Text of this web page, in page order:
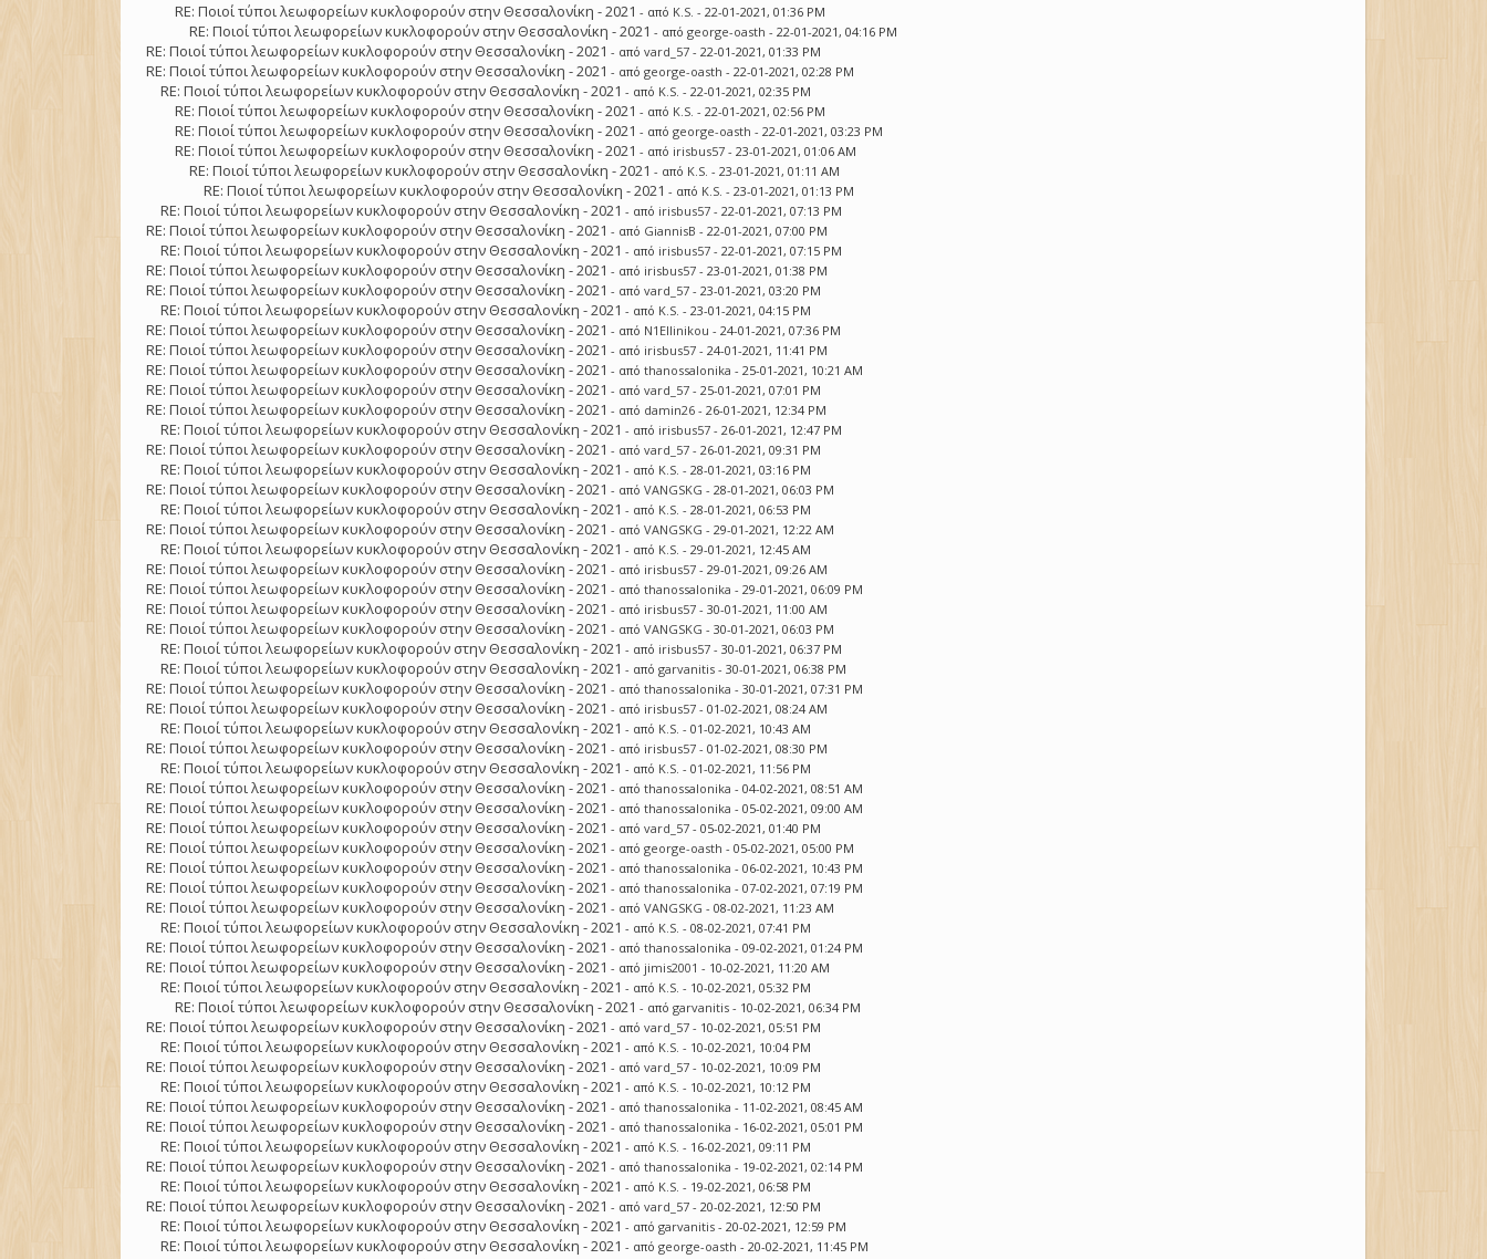
RE: Ποιοί τύποι λεωφορείων κυκλοφορούν στην Θεσσαλονίκη - 2021 - από K.S. - 22-01-2021, 01:36 PM
RE: Ποιοί τύποι λεωφορείων κυκλοφορούν στην Θεσσαλονίκη - 2021 - απόgeorge-oasth - 22-01-2021, 04:16 PM
RE: Ποιοί τύποι λεωφορείων κυκλοφορούν στην Θεσσαλονίκη - 2021 - απόvard_57 - 22-01-2021, 01:33 PM
RE: Ποιοί τύποι λεωφορείων κυκλοφορούν στην Θεσσαλονίκη - 2021 - απόgeorge-oasth - 22-01-2021, 02:28 PM
RE: Ποιοί τύποι λεωφορείων κυκλοφορούν στην Θεσσαλονίκη - 2021 - από K.S. - 22-01-2021, 02:35 PM
RE: Ποιοί τύποι λεωφορείων κυκλοφορούν στην Θεσσαλονίκη - 2021 - από K.S. - 22-01-2021, 02:56 PM
RE: Ποιοί τύποι λεωφορείων κυκλοφορούν στην Θεσσαλονίκη - 2021 - απόgeorge-oasth - 22-01-2021, 03:23 PM
RE: Ποιοί τύποι λεωφορείων κυκλοφορούν στην Θεσσαλονίκη - 2021 - από irisbus57 - 23-01-2021, 01:06 AM
RE: Ποιοί τύποι λεωφορείων κυκλοφορούν στην Θεσσαλονίκη - 2021 - από K.S. - 23-01-2021, 01:11 AM
RE: Ποιοί τύποι λεωφορείων κυκλοφορούν στην Θεσσαλονίκη - 2021 - από K.S. - 23-01-2021, 01:13 PM
RE: Ποιοί τύποι λεωφορείων κυκλοφορούν στην Θεσσαλονίκη - 2021 - από irisbus57 - 22-01-2021, 07:13 PM
RE: Ποιοί τύποι λεωφορείων κυκλοφορούν στην Θεσσαλονίκη - 2021 - από GiannisB - 22-01-2021, 07:00 PM
RE: Ποιοί τύποι λεωφορείων κυκλοφορούν στην Θεσσαλονίκη - 2021 - από irisbus57 - 22-01-2021, 07:15 PM
RE: Ποιοί τύποι λεωφορείων κυκλοφορούν στην Θεσσαλονίκη - 2021 - από irisbus57 - 23-01-2021, 01:38 PM
RE: Ποιοί τύποι λεωφορείων κυκλοφορούν στην Θεσσαλονίκη - 2021 - απόvard_57 - 23-01-2021, 03:20 PM
RE: Ποιοί τύποι λεωφορείων κυκλοφορούν στην Θεσσαλονίκη - 2021 - από K.S. - 23-01-2021, 04:15 PM
RE: Ποιοί τύποι λεωφορείων κυκλοφορούν στην Θεσσαλονίκη - 2021 - από N1Ellinikou - 24-01-2021, 07:36 PM
RE: Ποιοί τύποι λεωφορείων κυκλοφορούν στην Θεσσαλονίκη - 2021 - από irisbus57 - 24-01-2021, 11:41 PM
RE: Ποιοί τύποι λεωφορείων κυκλοφορούν στην Θεσσαλονίκη - 2021 - απόthanossalonika - 25-01-2021, 10:21 AM
RE: Ποιοί τύποι λεωφορείων κυκλοφορούν στην Θεσσαλονίκη - 2021 - απόvard_57 - 25-01-2021, 07:01 PM
RE: Ποιοί τύποι λεωφορείων κυκλοφορούν στην Θεσσαλονίκη - 2021 - από damin26 - 26-01-2021, 12:34 PM
RE: Ποιοί τύποι λεωφορείων κυκλοφορούν στην Θεσσαλονίκη - 2021 - από irisbus57 - 26-01-2021, 12:47 PM
RE: Ποιοί τύποι λεωφορείων κυκλοφορούν στην Θεσσαλονίκη - 2021 - απόvard_57 - 26-01-2021, 09:31 PM
RE: Ποιοί τύποι λεωφορείων κυκλοφορούν στην Θεσσαλονίκη - 2021 - από K.S. - 28-01-2021, 03:16 PM
RE: Ποιοί τύποι λεωφορείων κυκλοφορούν στην Θεσσαλονίκη - 2021 - απόVANGSKG - 28-01-2021, 06:03 PM
RE: Ποιοί τύποι λεωφορείων κυκλοφορούν στην Θεσσαλονίκη - 2021 - από K.S. - 28-01-2021, 06:53 PM
RE: Ποιοί τύποι λεωφορείων κυκλοφορούν στην Θεσσαλονίκη - 2021 - απόVANGSKG - 29-01-2021, 12:22 AM
RE: Ποιοί τύποι λεωφορείων κυκλοφορούν στην Θεσσαλονίκη - 2021 - από K.S. - 29-01-2021, 12:45 AM
RE: Ποιοί τύποι λεωφορείων κυκλοφορούν στην Θεσσαλονίκη - 2021 - από irisbus57 - 29-01-2021, 09:26 AM
RE: Ποιοί τύποι λεωφορείων κυκλοφορούν στην Θεσσαλονίκη - 2021 - απόthanossalonika - 29-01-2021, 06:09 PM
RE: Ποιοί τύποι λεωφορείων κυκλοφορούν στην Θεσσαλονίκη - 2021 - από irisbus57 - 30-01-2021, 11:00 AM
RE: Ποιοί τύποι λεωφορείων κυκλοφορούν στην Θεσσαλονίκη - 2021 - απόVANGSKG - 30-01-2021, 06:03 PM
RE: Ποιοί τύποι λεωφορείων κυκλοφορούν στην Θεσσαλονίκη - 2021 - από irisbus57 - 30-01-2021, 06:37 PM
RE: Ποιοί τύποι λεωφορείων κυκλοφορούν στην Θεσσαλονίκη - 2021 - απόgarvanitis - 30-01-2021, 06:38 PM
RE: Ποιοί τύποι λεωφορείων κυκλοφορούν στην Θεσσαλονίκη - 2021 - απόthanossalonika - 30-01-2021, 07:31 PM
RE: Ποιοί τύποι λεωφορείων κυκλοφορούν στην Θεσσαλονίκη - 2021 - από irisbus57 - 01-02-2021, 08:24 AM
RE: Ποιοί τύποι λεωφορείων κυκλοφορούν στην Θεσσαλονίκη - 2021 - από K.S. - 01-02-2021, 10:43 AM
RE: Ποιοί τύποι λεωφορείων κυκλοφορούν στην Θεσσαλονίκη - 2021 - από irisbus57 - 01-02-2021, 08:30 PM
RE: Ποιοί τύποι λεωφορείων κυκλοφορούν στην Θεσσαλονίκη - 2021 - από K.S. - 01-02-2021, 11:56 PM
RE: Ποιοί τύποι λεωφορείων κυκλοφορούν στην Θεσσαλονίκη - 2021 - απόthanossalonika - 04-02-2021, 08:51 AM
RE: Ποιοί τύποι λεωφορείων κυκλοφορούν στην Θεσσαλονίκη - 2021 - απόthanossalonika - 05-02-2021, 09:00 AM
RE: Ποιοί τύποι λεωφορείων κυκλοφορούν στην Θεσσαλονίκη - 2021 - απόvard_57 - 05-02-2021, 01:40 PM
RE: Ποιοί τύποι λεωφορείων κυκλοφορούν στην Θεσσαλονίκη - 2021 - απόgeorge-oasth - 05-02-2021, 05:00 PM
RE: Ποιοί τύποι λεωφορείων κυκλοφορούν στην Θεσσαλονίκη - 2021 - απόthanossalonika - 06-02-2021, 10:43 PM
RE: Ποιοί τύποι λεωφορείων κυκλοφορούν στην Θεσσαλονίκη - 2021 - απόthanossalonika - 07-02-2021, 07:19 PM
RE: Ποιοί τύποι λεωφορείων κυκλοφορούν στην Θεσσαλονίκη - 2021 - απόVANGSKG - 08-02-2021, 11:23 AM
RE: Ποιοί τύποι λεωφορείων κυκλοφορούν στην Θεσσαλονίκη - 2021 - από K.S. - 08-02-2021, 07:41 PM
RE: Ποιοί τύποι λεωφορείων κυκλοφορούν στην Θεσσαλονίκη - 2021 - απόthanossalonika - 09-02-2021, 01:24 PM
RE: Ποιοί τύποι λεωφορείων κυκλοφορούν στην Θεσσαλονίκη - 2021 - από jimis2001 - 10-02-2021, 11:20 AM
RE: Ποιοί τύποι λεωφορείων κυκλοφορούν στην Θεσσαλονίκη - 2021 - από K.S. - 10-02-2021, 05:32 PM
RE: Ποιοί τύποι λεωφορείων κυκλοφορούν στην Θεσσαλονίκη - 2021 - απόgarvanitis - 10-02-2021, 06:34 PM
RE: Ποιοί τύποι λεωφορείων κυκλοφορούν στην Θεσσαλονίκη - 2021 - απόvard_57 - 10-02-2021, 05:51 PM
RE: Ποιοί τύποι λεωφορείων κυκλοφορούν στην Θεσσαλονίκη - 2021 - από K.S. - 10-02-2021, 10:04 PM
RE: Ποιοί τύποι λεωφορείων κυκλοφορούν στην Θεσσαλονίκη - 2021 - απόvard_57 - 10-02-2021, 10:09 PM
RE: Ποιοί τύποι λεωφορείων κυκλοφορούν στην Θεσσαλονίκη - 2021 - από K.S. - 10-02-2021, 10:12 PM
RE: Ποιοί τύποι λεωφορείων κυκλοφορούν στην Θεσσαλονίκη - 2021 - απόthanossalonika - 11-02-2021, 08:45 AM
RE: Ποιοί τύποι λεωφορείων κυκλοφορούν στην Θεσσαλονίκη - 2021 - απόthanossalonika - 16-02-2021, 05:01 PM
RE: Ποιοί τύποι λεωφορείων κυκλοφορούν στην Θεσσαλονίκη - 2021 - από K.S. - 16-02-2021, 09:11 PM
RE: Ποιοί τύποι λεωφορείων κυκλοφορούν στην Θεσσαλονίκη - 2021 - απόthanossalonika - 19-02-2021, 02:14 PM
RE: Ποιοί τύποι λεωφορείων κυκλοφορούν στην Θεσσαλονίκη - 2021 - από K.S. - 19-02-2021, 06:58 PM
RE: Ποιοί τύποι λεωφορείων κυκλοφορούν στην Θεσσαλονίκη - 2021 - απόvard_57 - 20-02-2021, 12:50 PM
RE: Ποιοί τύποι λεωφορείων κυκλοφορούν στην Θεσσαλονίκη - 2021 - απόgarvanitis - 20-02-2021, 12:59 PM
RE: Ποιοί τύποι λεωφορείων κυκλοφορούν στην Θεσσαλονίκη - 2021 - απόgeorge-oasth - 20-02-2021, 11:45 PM